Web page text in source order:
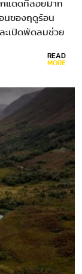
กแดดที่ลอยมาก
นของฤดูร้อน
ะเปิดพัดลมช่วย
READ
MORE